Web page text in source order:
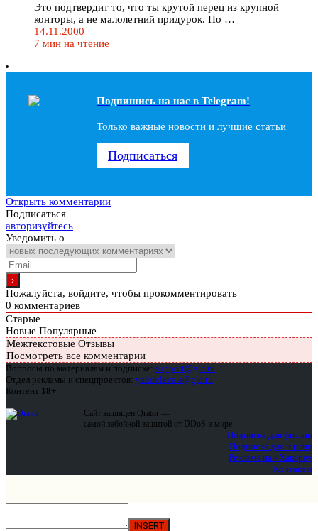
Это подтвердит то, что ты крутой перец из крупной
конторы, а не малолетний придурок. По …
14.11.2000
7 мин на чтение
Подпишись на наc в Telegram!
Только важные новости и лучшие статьи
Подписаться
Открыть комментарии
Подписаться
авторизуйтесь
Уведомить о
Пожалуйста, войдите, чтобы прокомментировать
0 комментариев
Старые
Новые Популярные
Межтекстовые Отзывы
Посмотреть все комментарии
Вопросы по материалам и подписке: support@glc.ru
Отдел рекламы и спецпроектов: yakovleva.a@glc.ru
Контент 18+
Сайт защищен Qrator —
самой забойной защитой от DDoS в мире
Подписка для физлиц
Подписка для юрлиц
Реклама на «Хакере»
Контакты
INSERT